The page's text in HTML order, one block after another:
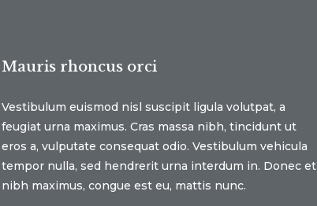
Mauris rhoncus orci
Vestibulum euismod nisl suscipit ligula volutpat, a
feugiat urna maximus. Cras massa nibh, tincidunt ut
eros a, vulputate consequat odio. Vestibulum vehicula
tempor nulla, sed hendrerit urna interdum in. Donec et
nibh maximus, congue est eu, mattis nunc.